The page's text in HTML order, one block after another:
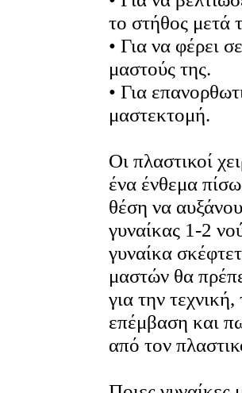
το στήθος μετά
• Για να φέρει
μαστούς της.
• Για
μαστεκτομή.
Οι πλαστικοί
ένα ένθεμα
θέση να
γυναίκας 1-2
γυναίκα
μαστών θα
για την
επέμβαση και
από τον